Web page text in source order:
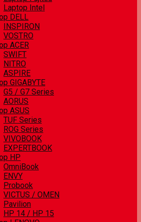
Laptop Intel
DELL
INSPIRON
VOSTRO
ACER
SWIFT
NITRO
ASPIRE
GIGABYTE
G5 / G7 Series
AORUS
ASUS
TUF Series
ROG Series
VIVOBOOK
EXPERTBOOK
HP
OmniBook
ENVY
Probook
VICTUS / OMEN
Pavilion
HP 14 / HP 15